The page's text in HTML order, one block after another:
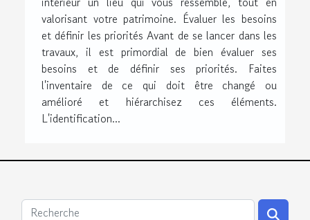
valorisant votre patrimoine. Évaluer les besoins
et définir les priorités Avant de se lancer dans les
travaux, il est primordial de bien évaluer ses
besoins et de définir ses priorités. Faites
l'inventaire de ce qui doit être changé ou
amélioré et hiérarchisez ces éléments.
L'identification...